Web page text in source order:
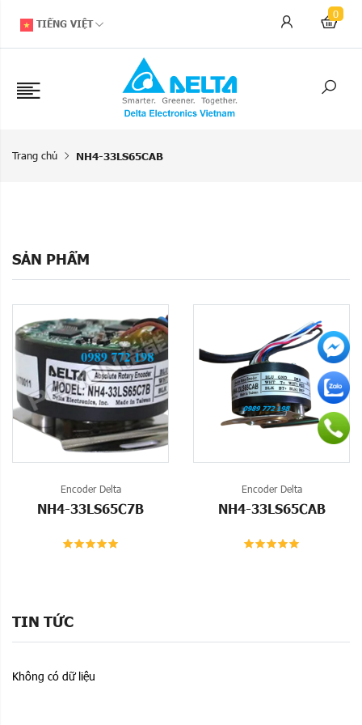
TIẾNG VIỆT
0
Trang chủ NH4-33LS65CAB
SẢN PHẨM
Encoder Delta
NH4-33LS65C7B
Encoder Delta
NH4-33LS65CAB
TIN TỨC
Không có dữ liệu